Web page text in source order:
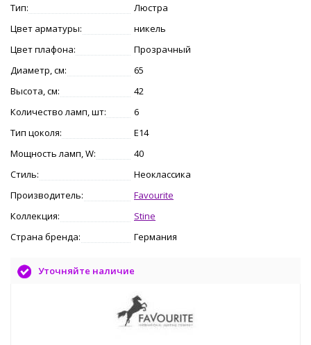
Тип:
Люстра
Цвет арматуры:
никель
Цвет плафона:
Прозрачный
Диаметр, см:
65
Высота, см:
42
Количество ламп, шт:
6
Тип цоколя:
E14
Мощность ламп, W:
40
Стиль:
Неоклассика
Производитель:
Favourite
Коллекция:
Stine
Страна бренда:
Германия
Уточняйте наличие